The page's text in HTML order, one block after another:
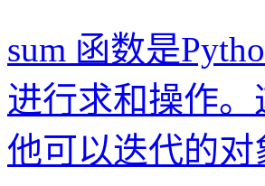
sum 函数是
进行求和操作
他可以迭代的对